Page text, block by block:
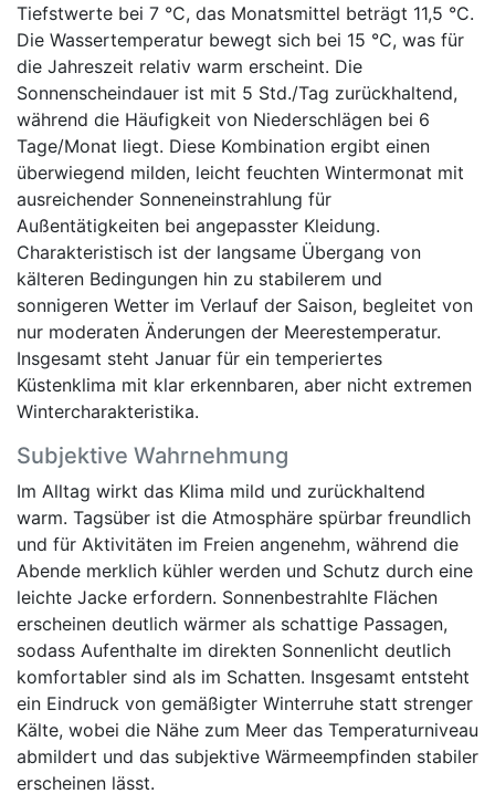
Tiefstwerte bei 7 °C, das Monatsmittel beträgt 11,5 °C.
Die Wassertemperatur bewegt sich bei 15 °C, was für
die Jahreszeit relativ warm erscheint. Die
Sonnenscheindauer ist mit 5 Std./Tag zurückhaltend,
während die Häufigkeit von Niederschlägen bei 6
Tage/Monat liegt. Diese Kombination ergibt einen
überwiegend milden, leicht feuchten Wintermonat mit
ausreichender Sonneneinstrahlung für
Außentätigkeiten bei angepasster Kleidung.
Charakteristisch ist der langsame Übergang von
kälteren Bedingungen hin zu stabilerem und
sonnigeren Wetter im Verlauf der Saison, begleitet von
nur moderaten Änderungen der Meerestemperatur.
Insgesamt steht Januar für ein temperiertes
Küstenklima mit klar erkennbaren, aber nicht extremen
Wintercharakteristika.
Subjektive Wahrnehmung
Im Alltag wirkt das Klima mild und zurückhaltend
warm. Tagsüber ist die Atmosphäre spürbar freundlich
und für Aktivitäten im Freien angenehm, während die
Abende merklich kühler werden und Schutz durch eine
leichte Jacke erfordern. Sonnenbestrahlte Flächen
erscheinen deutlich wärmer als schattige Passagen,
sodass Aufenthalte im direkten Sonnenlicht deutlich
komfortabler sind als im Schatten. Insgesamt entsteht
ein Eindruck von gemäßigter Winterruhe statt strenger
Kälte, wobei die Nähe zum Meer das Temperaturniveau
abmildert und das subjektive Wärmeempfinden stabiler
erscheinen lässt.